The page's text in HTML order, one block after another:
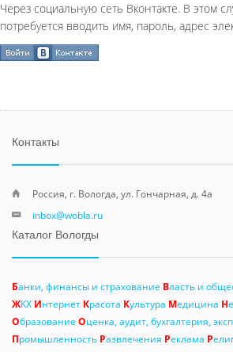
Через социальную сеть Вконтакте. В этом
потребуется вводить имя, пароль, адрес
Контакты
Россия, г. Вологда, ул. Гончарная, д. 4а
inbox@wobla.ru
Каталог Вологды
Банки, финансы и страхование Власть и
ЖКХ Интернет Красота Культура Медицина Н
Образование Оценка, аудит, бухгалтерия,
Промышленность Развлечения Реклама Р